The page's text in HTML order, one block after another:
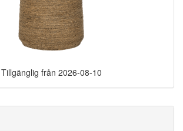
Tillgänglig från 2026-08-10